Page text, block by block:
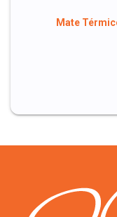
Mate